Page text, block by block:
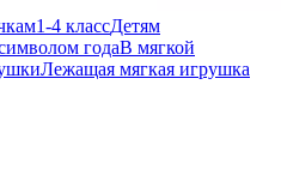
1-4 классДетям
годаВ мягкой
Лежащая мягкая игрушка